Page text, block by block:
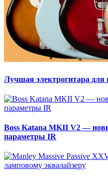
Лучшая электрогитара
Boss Katana MKII V2 —
параметры IR